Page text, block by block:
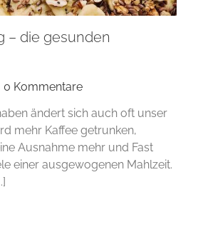
– die gesunden
0 Kommentare
ändert sich auch oft unser
mehr Kaffee getrunken,
Ausnahme mehr und Fast
einer ausgewogenen Mahlzeit.